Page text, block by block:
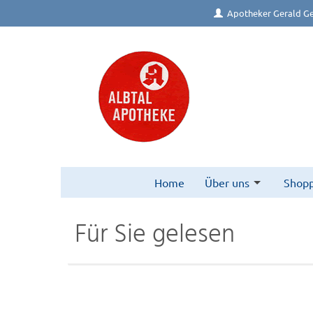
Apotheker Gerald
Home Über uns
Für Sie gelesen